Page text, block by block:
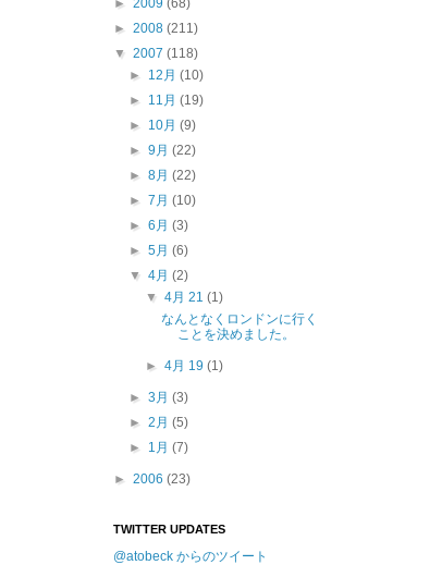
► 2009 (68)
► 2008 (211)
▼ 2007 (118)
► 12月(10)
► 11月(19)
► 10月(9)
►9月(22)
►8月(22)
►7月(10)
►6月(3)
►5月(6)
▼4月(2)
▼ 4月 21 (1)
なんとなくロンドンに行く
ことを決めました。
► 4月 19 (1)
►3月(3)
►2月(5)
► 1月(7)
► 2006 (23)
TWITTER UPDATES
@atobeck からのツイート